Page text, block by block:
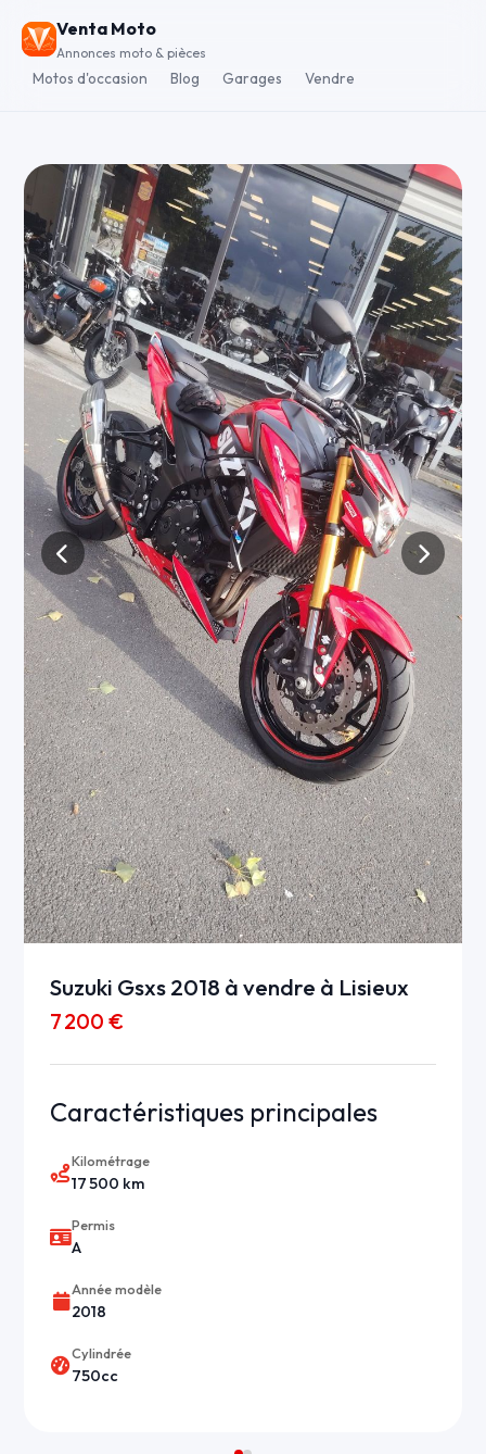
Venta Moto
Annonces moto & pièces
Motos d'occasion Blog Garages Vendre
Suzuki Gsxs 2018 à vendre à Lisieux
7 200 €
Caractéristiques principales
Kilométrage
17 500 km
Permis
A
Année modèle
2018
Cylindrée
750cc